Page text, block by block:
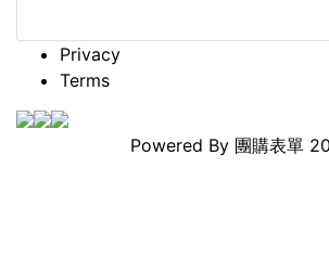
Privacy
Terms
Powered By 團購表單